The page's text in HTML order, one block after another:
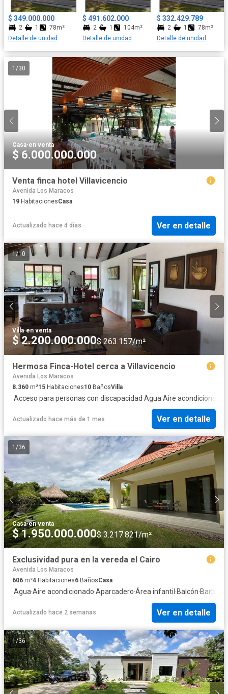
infraestructura de primera! Haz de FLORES T16 tu nuevo hogar,
tu nuevo negocio y disfruta de un estilo de vida único en Palmira.
$ 349.000.000
2 1
78m²
Detalle de unidad
$ 491.602.000
2 1
104m²
Detalle de unidad
$ 332.429.789
2 1
78m²
Detalle de unidad
1 /30
Casa·en venta
$ 6.000.000.000
Venta finca hotel Villavicencio
Avenida Los Maracos
19 HabitacionesCasa
Actualizado hace 4 días Ver en detalle
1/10
Villa·en venta
$ 2.200.000.000$ 263.157/m²
Hermosa Finca-Hotel cerca a Villavicencio
Avenida Los Maracos
8.360 m²15 Habitaciones10 BañosVilla
·Acceso para personas con discapacidad·Agua·Aire acondicionado
Actualizado hace más de 1 mes Ver en detalle
1 /36
Casa·en venta
$ 1.950.000.000$ 3.217.821/m²
Exclusividad pura en la vereda el Cairo
Avenida Los Maracos
606 m²4 Habitaciones6 BañosCasa
·Agua·Aire acondicionado·Aparcadero·Área infantil ·Balcón·
Actualizado hace 2 semanas Ver en detalle
1/36